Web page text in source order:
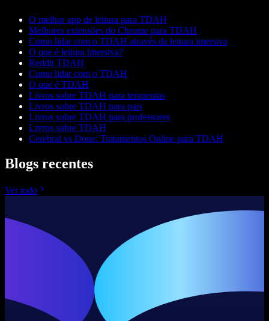
O melhor app de leitura para TDAH
Melhores extensões do Chrome para TDAH
Como lidar com o TDAH através da leitura imersiva
O que é leitura imersiva?
Reddit TDAH
Como lidar com o TDAH
O que é TDAH
Livros sobre TDAH para terapeutas
Livros sobre TDAH para pais
Livros sobre TDAH para professores
Livros sobre TDAH
Cerebral vs Done: Tratamentos Online para TDAH
Blogs recentes
Ver tudo